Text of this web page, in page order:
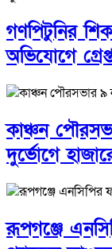
গণপিটুনির
অভিযোগে
কাঞ্চন
দুর্ভোগে
রূপগঞ্জে